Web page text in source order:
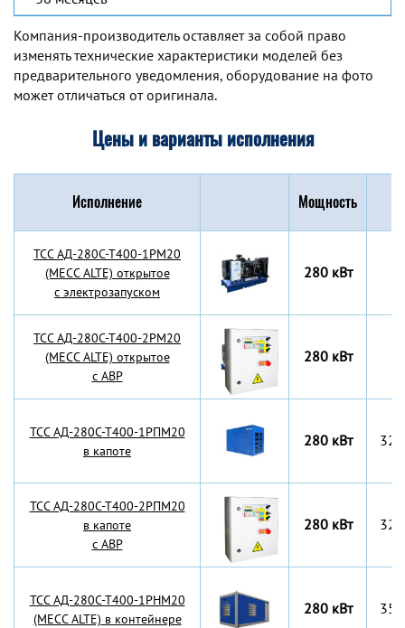
Компания-производитель оставляет за собой право
изменять технические характеристики моделей без
предварительного уведомления, оборудование на фото
может отличаться от оригинала.
Цены и варианты исполнения
Исполнение Мощность
TCC АД-280С-Т400-1РМ20
(MECC ALTE) открытое
с электрозапуском
280 кВт
TCC АД-280С-Т400-2РМ20
(MECC ALTE) открытое
с АВР
280 кВт
TCC АД-280С-Т400-1РПМ20
в капоте
280 кВт
TCC АД-280С-Т400-2РПМ20
в капоте
с АВР
280 кВт
TCC АД-280С-Т400-1РНМ20
(MECC ALTE) в контейнере
280 кВт